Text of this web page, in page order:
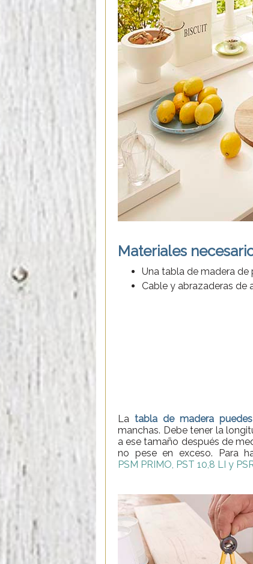
Materiales
Una tabla de madera de
Cable y abrazaderas de
La tabla de madera
manchas. Debe tener la
a ese tamaño después de
no pese en exceso. Para
PSM PRIMO, PST 10,8 LI y